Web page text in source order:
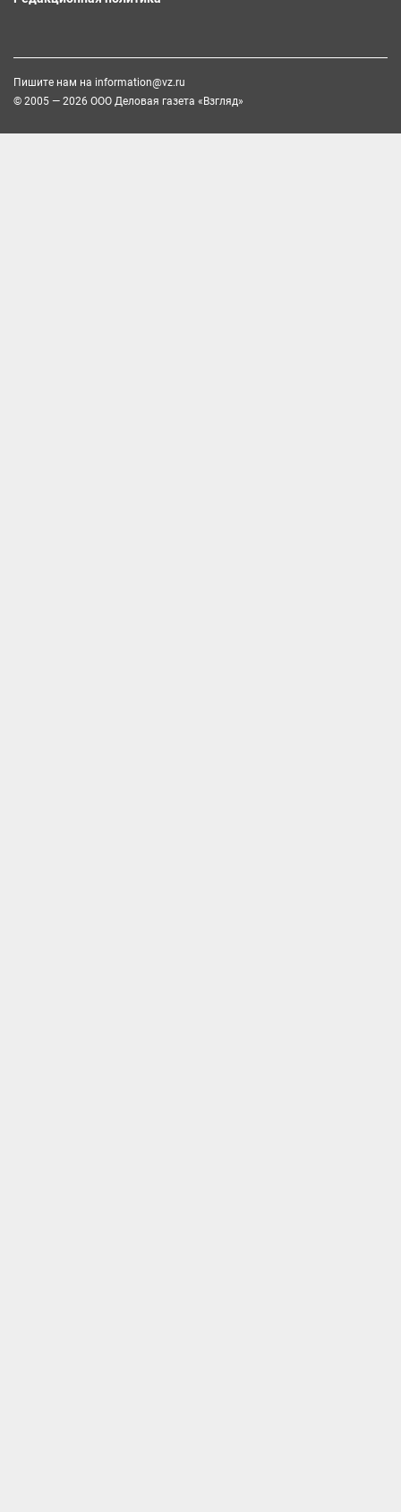
Пишите нам на information@vz.ru
© 2005 — 2026 ООО Деловая газета «Взгляд»